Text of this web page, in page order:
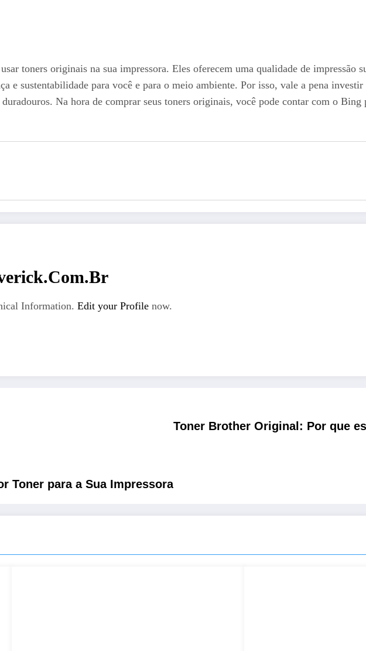
toners originais na sua impressora. Eles oferecem uma qualidade de impressão
e sustentabilidade para você e para o meio ambiente. Por isso, vale a pena
Na hora de comprar seus toners originais, você pode contar com o Bing
Information. Edit your Profile now.
Toner Brother Original: Por que
Toner para a Sua Impressora